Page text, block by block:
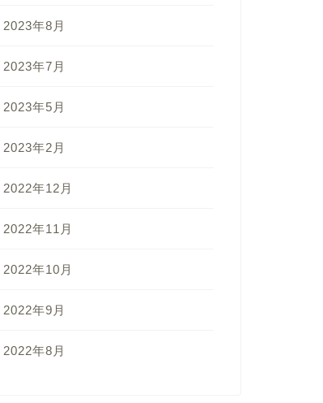
2023年8月
2023年7月
2023年5月
2023年2月
2022年12月
2022年11月
2022年10月
2022年9月
2022年8月